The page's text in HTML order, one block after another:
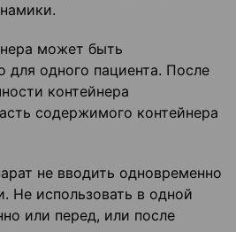
может быть
для одного пациента. После
контейнера
содержимого контейнера
не вводить одновременно
Не использовать в одной
или перед, или после